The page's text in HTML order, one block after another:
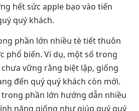
hết sức apple bạo vào tiến
quý khách.
phần lớn nhiều tè tiết thuôn
phổ biến. Ví dụ, một số trong
vững rằng biệt lập, giống
đến quý quý khách còn mới.
trong phần lớn hướng dẫn nhiều
năng giống như giúp quý quý